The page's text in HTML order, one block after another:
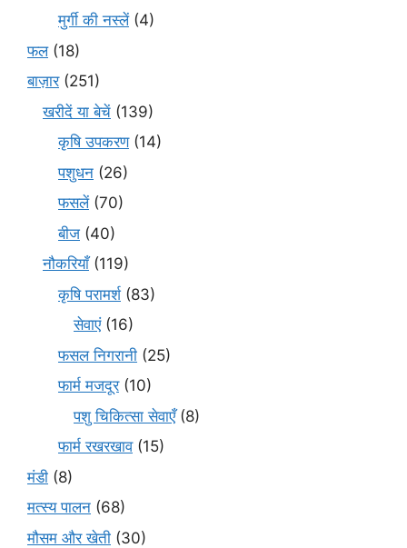
मुर्गी की नस्लें(4)
फल(18)
बाज़ार(251)
खरीदें या बेचें (139)
कृषि उपकरण(14)
पशुधन (26)
फसलें(70)
बीज (40)
नौकरियाँ(119)
कृषि परामर्श(83)
सेवाएं(16)
फसल निगरानी (25)
फार्म मजदूर(10)
पशु चिकित्सा सेवाएँ(8)
फार्म रखरखाव(15)
मंडी (8)
मत्स्य पालन (68)
मौसम और खेती (30)